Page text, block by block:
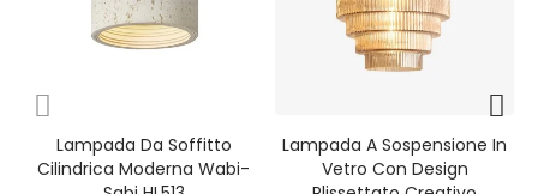
Lampada Da Soffitto
Cilindrica Moderna Wabi-
Lampada A Sospensione In
Vetro Con Design